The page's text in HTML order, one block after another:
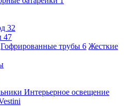
32
47
Гофрированные трубы 6 Жесткие
Интерьерное освещение